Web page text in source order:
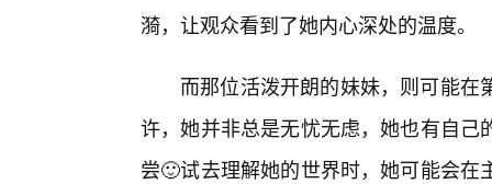
漪，让观众看到了她内心深处的温度。
而那位活泼开朗的妹妹，则可能
许，她并非总是无忧无虑，她也有自
尝🙂试去理解她的世界时，她可能会